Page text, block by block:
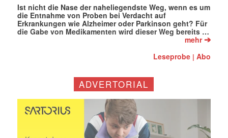
Ist nicht die Nase der naheliegendste Weg, wenn es um
die Entnahme von Proben bei Verdacht auf
Erkrankungen wie Alzheimer oder Parkinson geht? Für
die Gabe von Medikamenten wird dieser Weg bereits …
mehr➔
Leseprobe |Abo
ADVERTORIAL